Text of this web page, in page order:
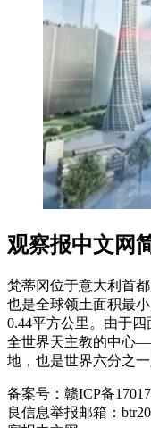
观察报中文网
梵蒂冈位于意大利首
也是全球领土面积最
0.44平方公里。由于
全世界天主教的中心
地，也是世界六分之一
备案号：赣ICP备
良信息举报邮箱：